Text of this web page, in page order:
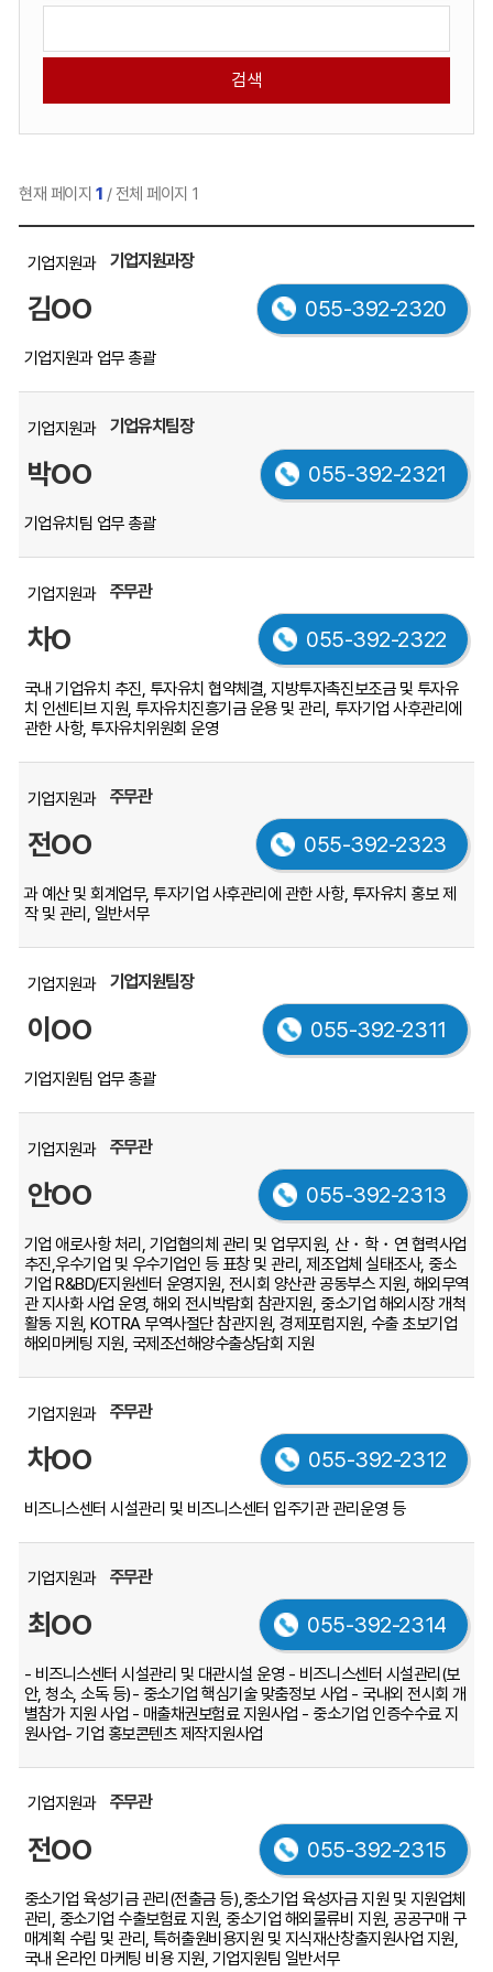
판
유
택
어
현재 페이지 1 / 전체 페이지 1
원
목
록
서,
직
이
전
화
번
업
내
용
순
서
대
안
하
표
입
다.
기업지원과 기업지원과장
김OO 055-392-2320
기업지원과 업무 총괄
기업지원과 기업유치팀장
박OO 055-392-2321
기업유치팀 업무 총괄
기업지원과 주무관
차O 055-392-2322
국내 기업유치 추진, 투자유치 협약체결, 지방투자촉진보조금 및 투자유
치 인센티브 지원, 투자유치진흥기금 운용 및 관리, 투자기업 사후관리에
관한 사항, 투자유치위원회 운영
기업지원과 주무관
전OO 055-392-2323
과 예산 및 회계업무, 투자기업 사후관리에 관한 사항, 투자유치 홍보 제
작 및 관리, 일반서무
기업지원과 기업지원팀장
이OO 055-392-2311
기업지원팀 업무 총괄
기업지원과 주무관
안OO 055-392-2313
기업 애로사항 처리, 기업협의체 관리 및 업무지원, 산・학・연 협력사업
추진,우수기업 및 우수기업인 등 표창 및 관리, 제조업체 실태조사, 중소
기업 R&BD/E지원센터 운영지원, 전시회 양산관 공동부스 지원, 해외무역
관 지사화 사업 운영, 해외 전시박람회 참관지원, 중소기업 해외시장 개척
활동 지원, KOTRA 무역사절단 참관지원, 경제포럼지원, 수출 초보기업
해외마케팅 지원, 국제조선해양수출상담회 지원
기업지원과 주무관
차OO 055-392-2312
비즈니스센터 시설관리 및 비즈니스센터 입주기관 관리운영 등
기업지원과 주무관
최OO 055-392-2314
- 비즈니스센터 시설관리 및 대관시설 운영 - 비즈니스센터 시설관리(보
안, 청소, 소독 등)- 중소기업 핵심기술 맞춤정보 사업 - 국내외 전시회 개
별참가 지원 사업 - 매출채권보험료 지원사업 - 중소기업 인증수수료 지
원사업- 기업 홍보콘텐츠 제작지원사업
기업지원과 주무관
전OO 055-392-2315
중소기업 육성기금 관리(전출금 등),중소기업 육성자금 지원 및 지원업체
관리, 중소기업 수출보험료 지원, 중소기업 해외물류비 지원, 공공구매 구
매계획 수립 및 관리, 특허출원비용지원 및 지식재산창출지원사업 지원,
국내 온라인 마케팅 비용 지원, 기업지원팀 일반서무